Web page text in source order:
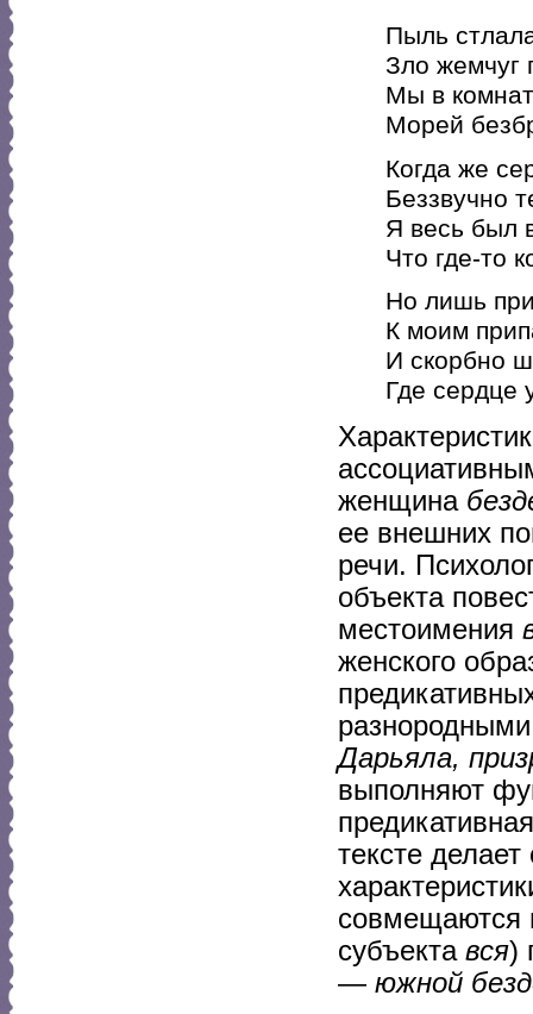
Пыль
Зло жемчуг
Мы в
Морей
Когда же
Беззвучно
Я весь был
Что где-то
Но лишь
К моим
И скорбно
Где сердце
женщина
ее внешних
речи.
объекта
местоимения
женского
Дарьяла,
выполняют
тексте
совмещаются
субъекта вся)
— южной